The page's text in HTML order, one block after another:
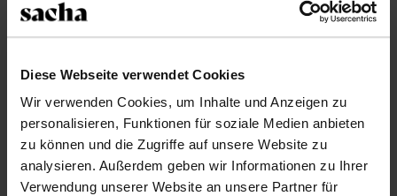
Diese Webseite verwendet Cookies
Wir verwenden Cookies, um Inhalte und Anzeigen zu
personalisieren, Funktionen für soziale Medien anbieten
zu können und die Zugriffe auf unsere Website zu
analysieren. Außerdem geben wir Informationen zu Ihrer
Verwendung unserer Website an unsere Partner für